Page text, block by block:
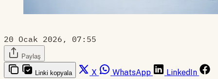
20 Ocak 2026, 07:55
Paylaş
Linki kopyala X WhatsApp
LinkedIn